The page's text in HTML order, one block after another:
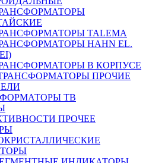
TALEMA
HAHN EL.
В КОРПУСЕ
ТРАНСФОРМАТОРЫ ПРОЧИЕ
ТВ
ПРОЧЕЕ